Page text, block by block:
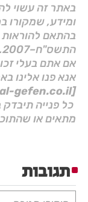
באתר זה עשוי
ומידע, שמקורו
התשס"ח–2007.
אם אתם בעלי
אנא פנו אלינו
[Manager@gal-gefen.co.il]
כל פנייה
מתאים או
תגובות